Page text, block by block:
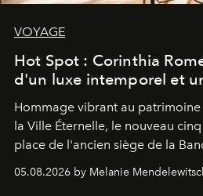
VOYAGE
Hot Spot : Corinthia
d'un luxe intemporel et
Hommage vibrant au
la Ville Éternelle, le nouveau
place de l'ancien siège de la
05.08.2026 by Melanie